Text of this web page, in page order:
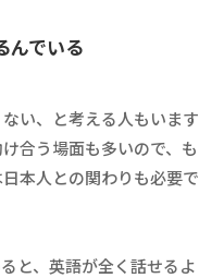
んでいる
い、と考える人もいます
合う場面も多いので、も
本人との関わりも必要で
と、英語が全く話せるよ